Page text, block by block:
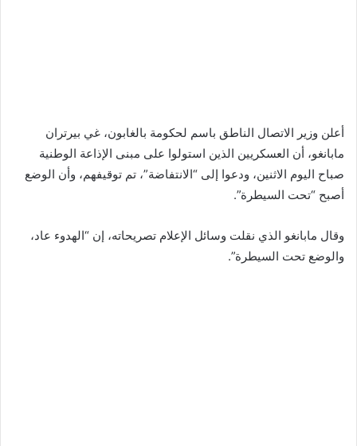
أعلن وزير الاتصال الناطق باسم لحكومة بالغابون، غي بيرتران
مابانغو، أن العسكريين الذين استولوا على مبنى الإذاعة الوطنية
صباح اليوم الاثنين، ودعوا إلى “الانتفاضة”، تم توقيفهم، وأن الوضع
أصبح “تحت السيطرة”.
وقال مابانغو الذي نقلت وسائل الإعلام تصريحاته، إن “الهدوء عاد،
والوضع تحت السيطرة”.